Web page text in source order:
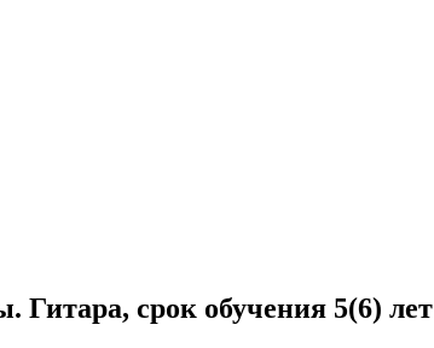
Гитара, срок обучения 5(6) лет